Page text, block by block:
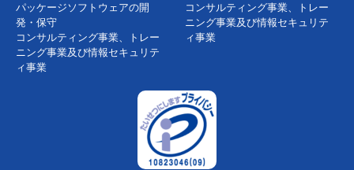
パッケージソフトウェアの開
発・保守
コンサルティング事業、トレー
ニング事業及び情報セキュリテ
ィ事業
コンサルティング事業、トレー
ニング事業及び情報セキュリテ
ィ事業